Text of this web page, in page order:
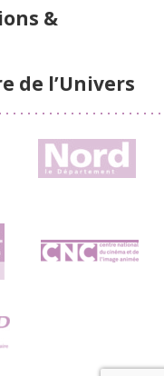
&
de l’Univers